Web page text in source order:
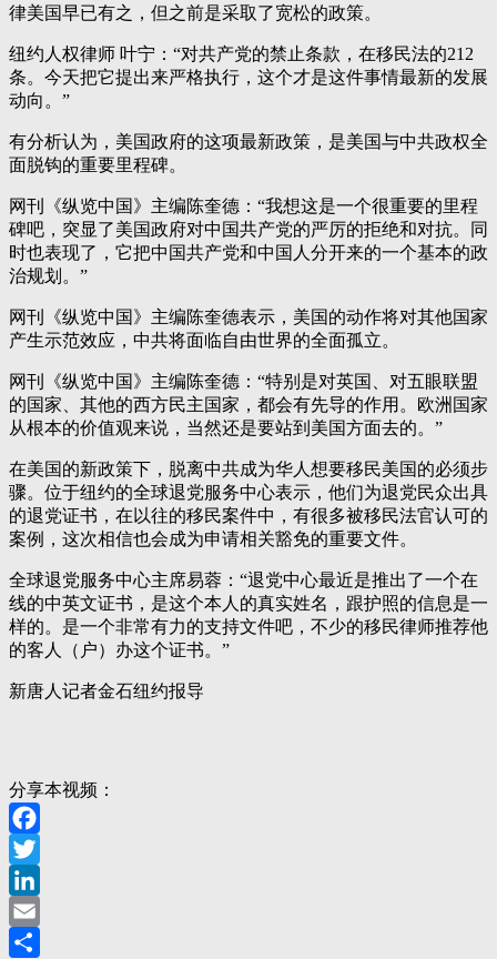
律美国早已有之，但之前是采取了宽松的政策。
纽约人权律师 叶宁：“对共产党的禁止条款，在移民法的212
条。今天把它提出来严格执行，这个才是这件事情最新的发展
动向。”
有分析认为，美国政府的这项最新政策，是美国与中共政权全
面脱钩的重要里程碑。
网刊《纵览中国》主编陈奎德：“我想这是一个很重要的里程
碑吧，突显了美国政府对中国共产党的严厉的拒绝和对抗。同
时也表现了，它把中国共产党和中国人分开来的一个基本的政
治规划。”
网刊《纵览中国》主编陈奎德表示，美国的动作将对其他国家
产生示范效应，中共将面临自由世界的全面孤立。
网刊《纵览中国》主编陈奎德：“特别是对英国、对五眼联盟
的国家、其他的西方民主国家，都会有先导的作用。欧洲国家
从根本的价值观来说，当然还是要站到美国方面去的。”
在美国的新政策下，脱离中共成为华人想要移民美国的必须步
骤。位于纽约的全球退党服务中心表示，他们为退党民众出具
的退党证书，在以往的移民案件中，有很多被移民法官认可的
案例，这次相信也会成为申请相关豁免的重要文件。
全球退党服务中心主席易蓉：“退党中心最近是推出了一个在
线的中英文证书，是这个本人的真实姓名，跟护照的信息是一
样的。是一个非常有力的支持文件吧，不少的移民律师推荐他
的客人（户）办这个证书。”
新唐人记者金石纽约报导
分享本视频：
Facebook
Twitter
LinkedIn
Email